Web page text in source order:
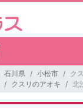
石川県 小松市
ク
クスリのアオキ 北